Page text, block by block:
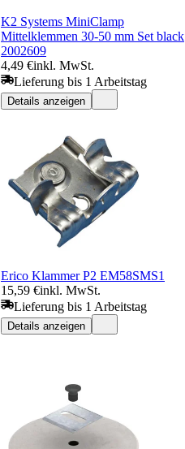
K2 Systems MiniClamp
Mittelklemmen 30-50 mm Set black
2002609
4,49 €inkl. MwSt.
Lieferung bis 1 Arbeitstag
Details anzeigen
Erico Klammer P2 EM58SMS1
15,59 €inkl. MwSt.
Lieferung bis 1 Arbeitstag
Details anzeigen